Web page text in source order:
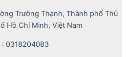
Trường Thạnh, Thành phố Thủ
Hồ Chí Minh, Việt Nam
: 0318204083